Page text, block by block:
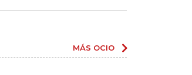
MÁS OCIO